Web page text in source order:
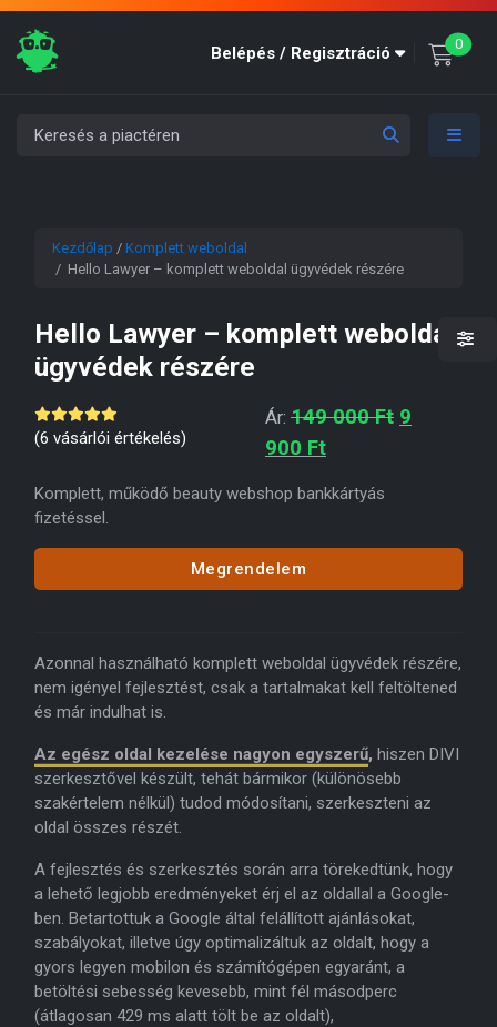
Belépés / Regisztráció 0
Kezdőlap / Komplett weboldal
/ Hello Lawyer – komplett weboldal ügyvédek részére
Hello Lawyer – komplett weboldal
ügyvédek részére
(6 vásárlói értékelés)
Ár: 149 000Ft Original
9
900 FtCurrent price is: 9
Komplett, működő beauty webshop bankkártyás
fizetéssel.
Megrendelem
Azonnal használható komplett weboldal ügyvédek részére,
nem igényel fejlesztést, csak a tartalmakat kell feltöltened
és már indulhat is.
Az egész oldal kezelése nagyon egyszerű, hiszen DIVI
szerkesztővel készült, tehát bármikor (különösebb
szakértelem nélkül) tudod módosítani, szerkeszteni az
oldal összes részét.
A fejlesztés és szerkesztés során arra törekedtünk, hogy
a lehető legjobb eredményeket érj el az oldallal a Google-
ben. Betartottuk a Google által felállított ajánlásokat,
szabályokat, illetve úgy optimalizáltuk az oldalt, hogy a
gyors legyen mobilon és számítógépen egyaránt, a
betöltési sebesség kevesebb, mint fél másodperc
(átlagosan 429 ms alatt tölt be az oldalt),